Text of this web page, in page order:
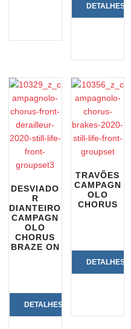
DETALHES
DESVIADO
R
DIANTEIRO
CAMPAGN
OLO
CHORUS
BRAZE ON
DETALHES
TRAVÕES
CAMPAGN
OLO
CHORUS
DETALHES